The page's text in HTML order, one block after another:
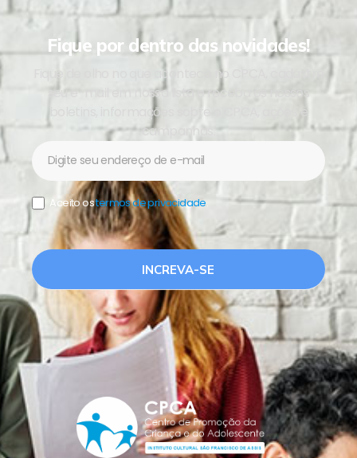
Fique por dentro das novidades!
Fique de olho no que acontece no CPCA, cadastre
seu e-mail em nossa lista e receba os nossos
boletins, informações sobre o CPCA, ações e
campanhas.
Aceito ostermos de privacidade.
INCREVA-SE